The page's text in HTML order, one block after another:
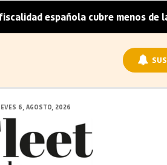
española cubre menos de la
6, AGOSTO, 2026